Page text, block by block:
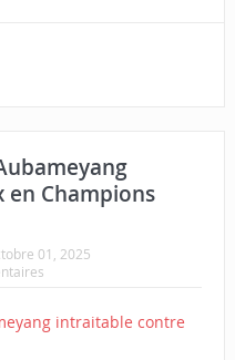
en Champions
01, 2025